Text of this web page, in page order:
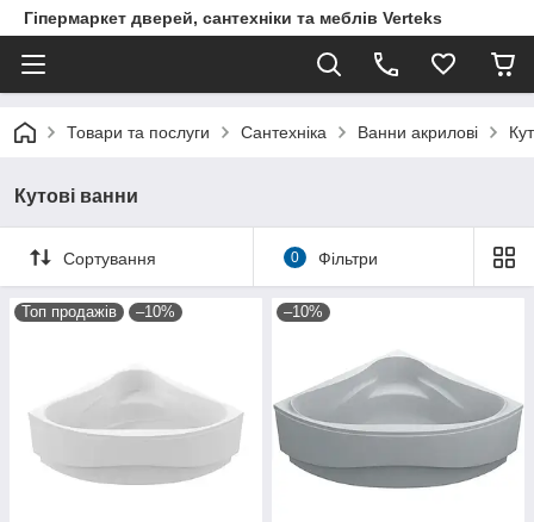
Гіпермаркет дверей, сантехніки та меблів Verteks
Товари та послуги Сантехніка Ванни акрилові
Кутові ванни
Сортування 0 Фільтри
Топ продажів –10% –10%